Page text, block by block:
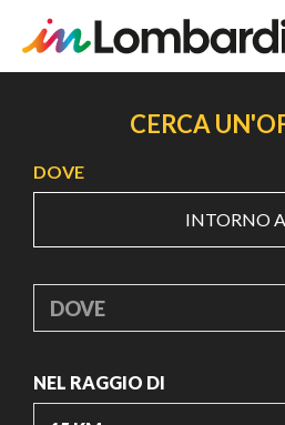
principale
CERCA
DOVE
INTORNO
DOVE
NEL RAGGIO DI